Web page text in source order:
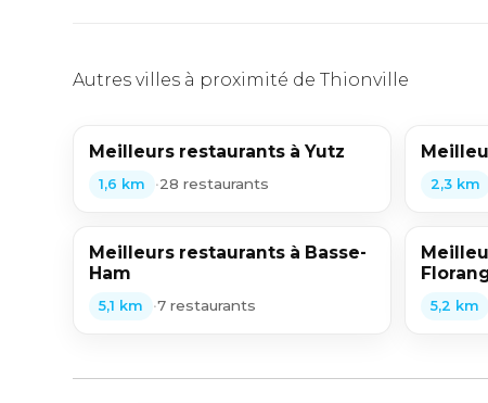
Autres villes à proximité de Thionville
Meilleurs restaurants à Yutz
1,6 km •28 restaurants 2,3 km
Meilleurs restaurants à Basse-
Ham
5,1 km •7 restaurants 5,2 km